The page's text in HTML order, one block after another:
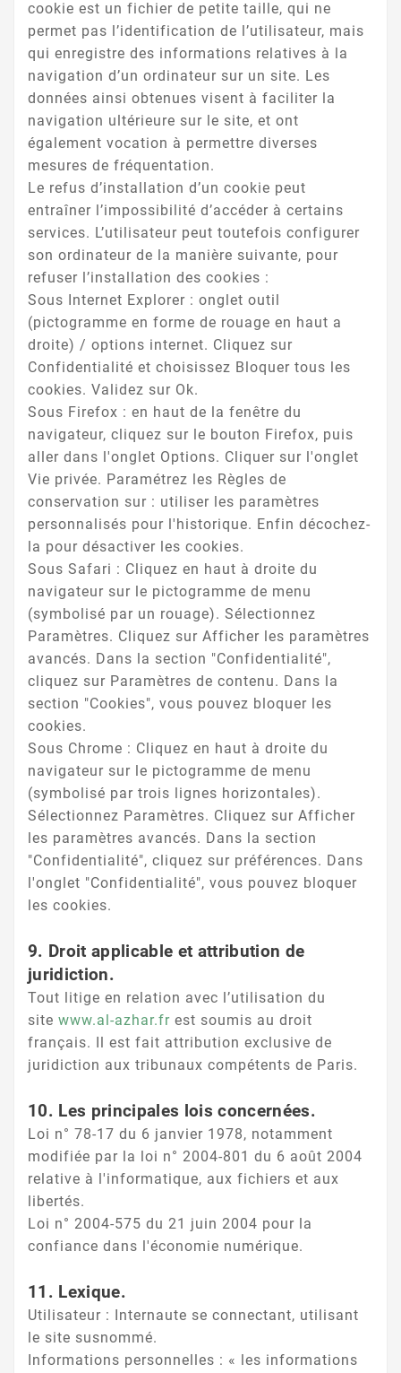
cookie est un fichier de petite taille, qui ne
permet pas l’identification de l’utilisateur, mais
qui enregistre des informations relatives à la
navigation d’un ordinateur sur un site. Les
données ainsi obtenues visent à faciliter la
navigation ultérieure sur le site, et ont
également vocation à permettre diverses
mesures de fréquentation.
Le refus d’installation d’un cookie peut
entraîner l’impossibilité d’accéder à certains
services. L’utilisateur peut toutefois configurer
son ordinateur de la manière suivante, pour
refuser l’installation des cookies :
Sous Internet Explorer : onglet outil
(pictogramme en forme de rouage en haut a
droite) / options internet. Cliquez sur
Confidentialité et choisissez Bloquer tous les
cookies. Validez sur Ok.
Sous Firefox : en haut de la fenêtre du
navigateur, cliquez sur le bouton Firefox, puis
aller dans l'onglet Options. Cliquer sur l'onglet
Vie privée. Paramétrez les Règles de
conservation sur : utiliser les paramètres
personnalisés pour l'historique. Enfin décochez-
la pour désactiver les cookies.
Sous Safari : Cliquez en haut à droite du
navigateur sur le pictogramme de menu
(symbolisé par un rouage). Sélectionnez
Paramètres. Cliquez sur Afficher les paramètres
avancés. Dans la section "Confidentialité",
cliquez sur Paramètres de contenu. Dans la
section "Cookies", vous pouvez bloquer les
cookies.
Sous Chrome : Cliquez en haut à droite du
navigateur sur le pictogramme de menu
(symbolisé par trois lignes horizontales).
Sélectionnez Paramètres. Cliquez sur Afficher
les paramètres avancés. Dans la section
"Confidentialité", cliquez sur préférences. Dans
l'onglet "Confidentialité", vous pouvez bloquer
les cookies.
9. Droit applicable et attribution de
juridiction.
Tout litige en relation avec l’utilisation du
site www.al-azhar.fr est soumis au droit
français. Il est fait attribution exclusive de
juridiction aux tribunaux compétents de Paris.
10. Les principales lois concernées.
Loi n° 78-17 du 6 janvier 1978, notamment
modifiée par la loi n° 2004-801 du 6 août 2004
relative à l'informatique, aux fichiers et aux
libertés.
Loi n° 2004-575 du 21 juin 2004 pour la
confiance dans l'économie numérique.
11. Lexique.
Utilisateur : Internaute se connectant, utilisant
le site susnommé.
Informations personnelles : « les informations